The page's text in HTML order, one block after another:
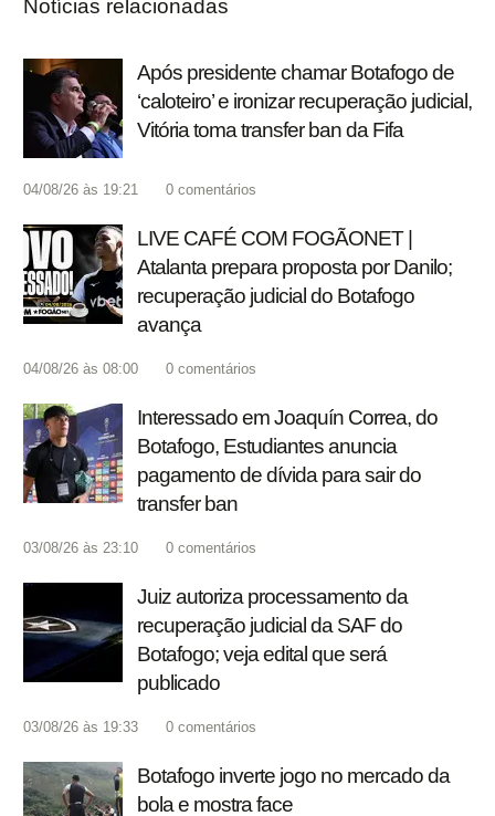
Notícias relacionadas
Após presidente chamar Botafogo de
‘caloteiro’ e ironizar recuperação judicial,
Vitória toma transfer ban da Fifa
04/08/26 às 19:21 0 comentários
LIVE CAFÉ COM FOGÃONET |
Atalanta prepara proposta por Danilo;
recuperação judicial do Botafogo
avança
04/08/26 às 08:00 0 comentários
Interessado em Joaquín Correa, do
Botafogo, Estudiantes anuncia
pagamento de dívida para sair do
transfer ban
03/08/26 às 23:10 0 comentários
Juiz autoriza processamento da
recuperação judicial da SAF do
Botafogo; veja edital que será
publicado
03/08/26 às 19:33 0 comentários
Botafogo inverte jogo no mercado da
bola e mostra face